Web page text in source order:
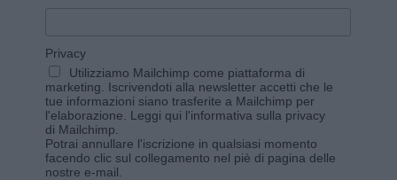
Privacy
Utilizziamo Mailchimp come piattaforma di
marketing. Iscrivendoti alla newsletter accetti che le
tue informazioni siano trasferite a Mailchimp per
l'elaborazione. Leggi qui l'informativa sulla privacy
di Mailchimp
Potrai annullare l'iscrizione in qualsiasi momento
facendo clic sul collegamento nel piè di pagina delle
nostre e-mail.